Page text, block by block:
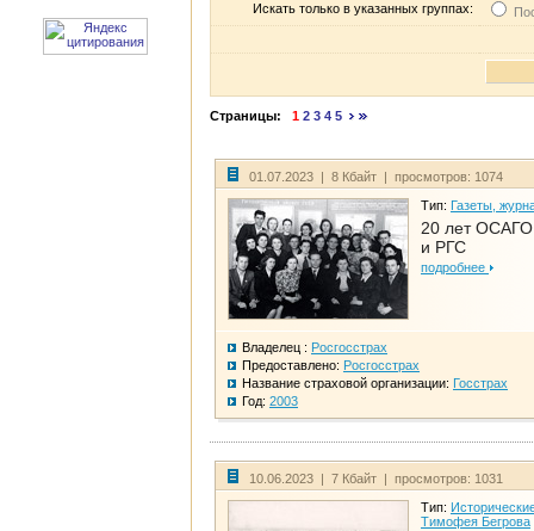
Искать только в указанных группах:
Страницы: 1 2 3 4 5
01.07.2023 | 8 Кбайт | просмотров: 1074
Тип: Газеты,
20 лет
и РГС
подробнее
Владелец : Росгосстрах
Предоставлено: Росгосстрах
Название страховой организации: Госстрах
Год: 2003
10.06.2023 | 7 Кбайт | просмотров: 1031
Тип:
Тимофея Бегрова